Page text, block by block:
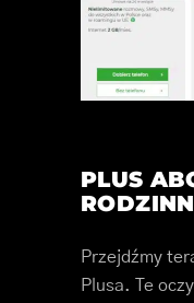
PLUS
Przejdźmy
Plusa. Te